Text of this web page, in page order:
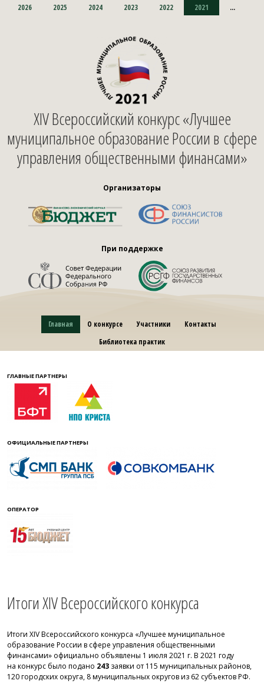
2026 2025 2024 2023 2022 2021 ...
XIV Всероссийский конкурс «Лучшее
муниципальное образование России в сфере
управления общественными финансами»
Организаторы
При поддержке
Главная О конкурсе Участники
Контакты
Библиотека практик
ГЛАВНЫЕ ПАРТНЕРЫ
ОФИЦИАЛЬНЫЕ ПАРТНЕРЫ
ОПЕРАТОР
Итоги XIV Всероссийского конкурса
Итоги XIV Всероссийского конкурса «Лучшее муниципальное
образование России в сфере управления общественными
финансами» официально объявлены 1 июля 2021 г. В 2021 году
на конкурс было подано 243 заявки от 115 муниципальных районов,
120 городских округа, 8 муниципальных округов из 62 субъектов РФ.